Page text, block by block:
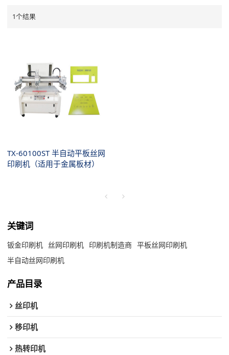
1个结果
TX-60100ST 半自动平板丝网
印刷机（适用于金属板材）
关键词
钣金印刷机 丝网印刷机 印刷机制造商 平板丝网印刷机
半自动丝网印刷机
产品目录
丝印机
移印机
热转印机